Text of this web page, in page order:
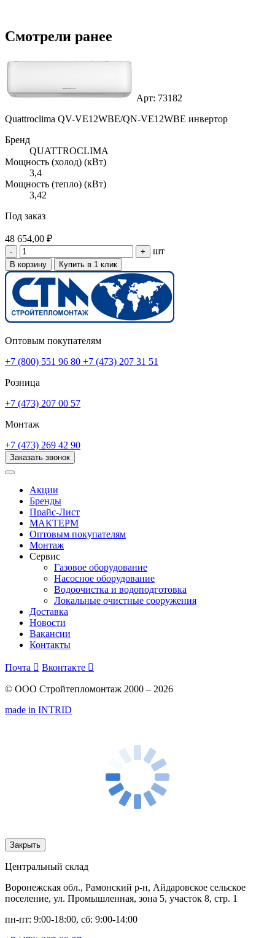
Смотрели ранее
Арт: 73182
Quattroclima QV-VE12WBE/QN-VE12WBE инвертор
Бренд
QUATTROCLIMA
Мощность (холод) (кВт)
3,4
Мощность (тепло) (кВт)
3,42
Под заказ
48 654,00 ₽
- + шт
В корзину Купить в 1 клик
Оптовым покупателям
+7 (800) 551 96 80 +7 (473) 207 31 51
Розница
+7 (473) 207 00 57
Монтаж
+7 (473) 269 42 90
Заказать звонок
Акции
Бренды
Прайс-Лист
МАКТЕРМ
Оптовым покупателям
Монтаж
Сервис
Газовое оборудование
Насосное оборудование
Водоочистка и водоподготовка
Локальные очистные сооружения
Доставка
Новости
Вакансии
Контакты
Почта  Вконтакте 
© ООО Стройтепломонтаж 2000 – 2026
made in INTRID
Закрыть
Центральный склад
Воронежская обл., Рамонский р-н, Айдаровское сельское
поселение, ул. Промышленная, зона 5, участок 8, стр. 1
пн-пт: 9:00-18:00, сб: 9:00-14:00